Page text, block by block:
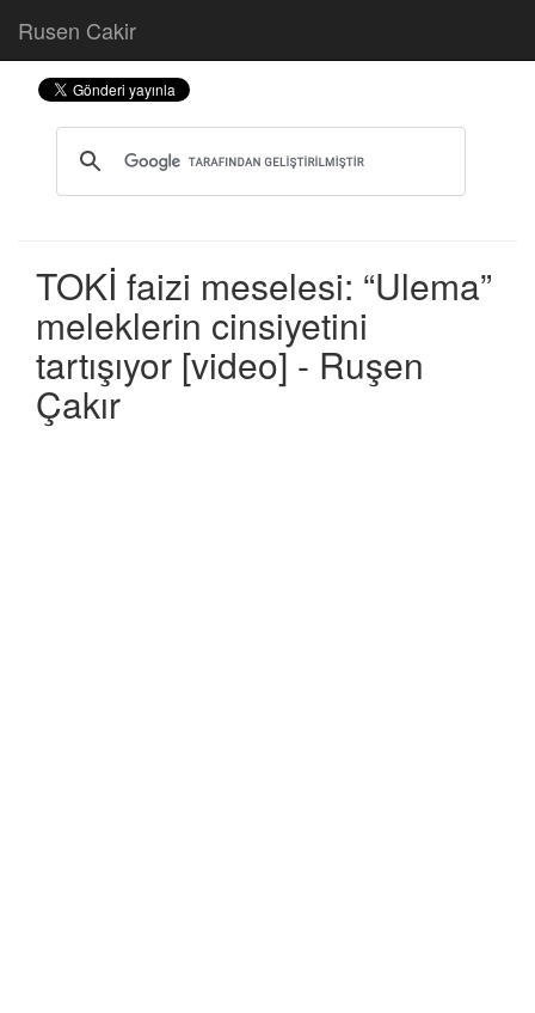
Rusen Cakir
TOKİ faizi meselesi: “Ulema”
meleklerin cinsiyetini
tartışıyor [video] - Ruşen
Çakır